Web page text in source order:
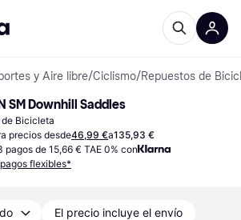
y Aire libre/Ciclismo/Repuestos de
SM Downhill Saddles
Bicicleta
precios desde46,99 €a135,93 €
pagos de 15,66 € TAE 0% con
flexibles*
El precio incluye el envío